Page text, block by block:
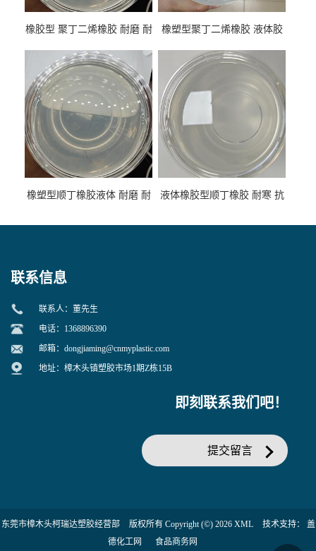
橡胶型 聚丁二烯橡胶 耐磨 耐
性
橡塑型聚丁二烯橡胶 液体胶
专用
橡塑型顺丁橡胶液体 耐磨 耐
液体橡胶型顺丁橡胶 耐寒 抗
联系信息
联系人：董先生
电话：1368896390
邮箱： dongjiaming@cnmyplastic.com
地址：樟木头镇塑胶市场1期Z栋15B
即刻联系我们吧！
提交留言
东莞市樟木头柯瑞达塑胶经营部 版权所有 Copyright (©) 2026 XML 技术支持： 盖
德化工网
食品商务网